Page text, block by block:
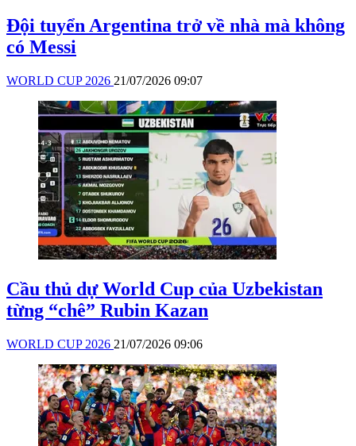
Đội tuyển Argentina trở về nhà mà không
có Messi
WORLD CUP 2026 21/07/2026 09:07
Cầu thủ dự World Cup của Uzbekistan
từng “chê” Rubin Kazan
WORLD CUP 2026 21/07/2026 09:06